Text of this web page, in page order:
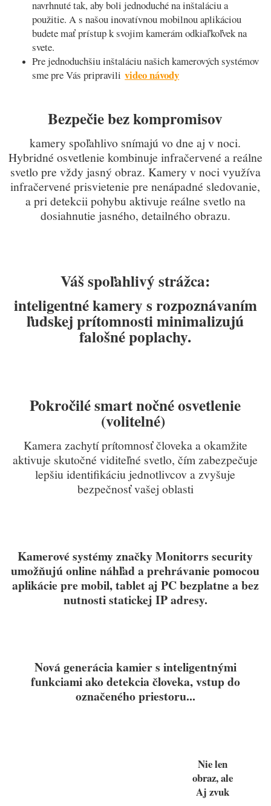
navrhnuté tak, aby boli jednoduché na inštaláciu a
použitie. A s našou inovatívnou mobilnou aplikáciou
budete mať prístup k svojim kamerám odkiaľkoľvek na
svete.
Pre jednoduchšiu inštaláciu našich kamerových systémov
sme pre Vás pripravilivideo návody
Bezpečie bez kompromisov
kamery spoľahlivo snímajú vo dne aj v noci.
Hybridné osvetlenie kombinuje infračervené a reálne
svetlo pre vždy jasný obraz. Kamery v noci využíva
infračervené prisvietenie pre nenápadné sledovanie,
a pri detekcii pohybu aktivuje reálne svetlo na
dosiahnutie jasného, detailného obrazu.
Váš spoľahlivý strážca:
inteligentné kamery s rozpoznávaním
ľudskej prítomnosti minimalizujú
falošné poplachy.
Pokročilé smart nočné osvetlenie
(volitelné)
Kamera zachytí prítomnosť človeka a okamžite
aktivuje skutočné viditeľné svetlo, čím zabezpečuje
lepšiu identifikáciu jednotlivcov a zvyšuje
bezpečnosť vašej oblasti
Kamerové systémy značky Monitorrs security
umožňujú online náhľad a prehrávanie pomocou
aplikácie pre mobil, tablet aj PC bezplatne a bez
nutnosti statickej IP adresy.
Nová generácia kamier s inteligentnými
funkciami ako detekcia človeka, vstup do
označeného priestoru...
Nie len
obraz, ale
Aj zvuk